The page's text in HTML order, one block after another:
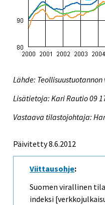
Lähde:
Lisätietoja: Kari Rautio 09
Vastaava tilastojohtaja:
Päivitetty 8.6.2012
Viittausohje:
Suomen virallinen
indeksi